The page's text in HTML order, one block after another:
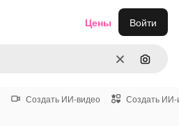
ОчиститьПоиск
Цены Войти
Создать ИИ-видео Создать ИИ-